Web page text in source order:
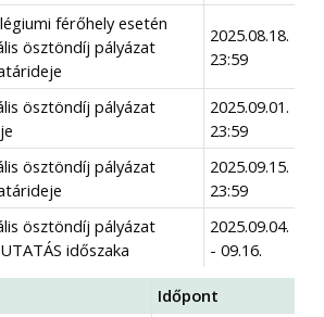
férőhely esetén
ösztöndíj pályázat
2025.08.18.
23:59
ösztöndíj pályázat
2025.09.01.
23:59
ösztöndíj pályázat
2025.09.15.
23:59
ösztöndíj pályázat
időszaka
2025.09.04.
- 09.16.
Időpont